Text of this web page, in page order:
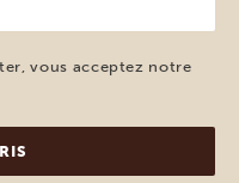
vous acceptez notre